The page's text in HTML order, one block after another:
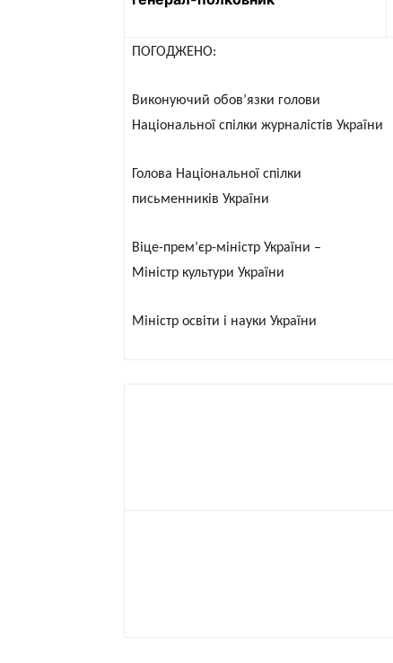
ПОГОДЖЕНО:
Виконуючий обов’язки голови
Національної спілки журналістів України
Голова Національної спілки
письменників України
Віце-прем’єр-міністр України –
Міністр культури України
Міністр освіти і науки України